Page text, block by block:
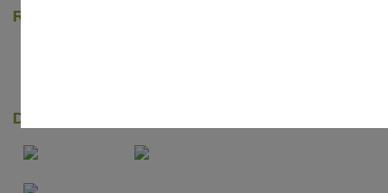
Rychlé online platby
Dopravci